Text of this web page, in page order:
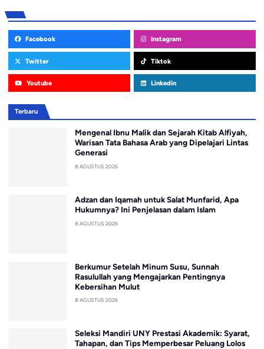
Facebook Instagram
Twitter Tiktok
Youtube Linkedin
Terbaru
Mengenal Ibnu Malik dan Sejarah Kitab Alfiyah,
Warisan Tata Bahasa Arab yang Dipelajari Lintas
Generasi
8 AGUSTUS 2026
Adzan dan Iqamah untuk Salat Munfarid, Apa
Hukumnya? Ini Penjelasan dalam Islam
8 AGUSTUS 2026
Berkumur Setelah Minum Susu, Sunnah
Rasulullah yang Mengajarkan Pentingnya
Kebersihan Mulut
8 AGUSTUS 2026
Seleksi Mandiri UNY Prestasi Akademik: Syarat,
Tahapan, dan Tips Memperbesar Peluang Lolos